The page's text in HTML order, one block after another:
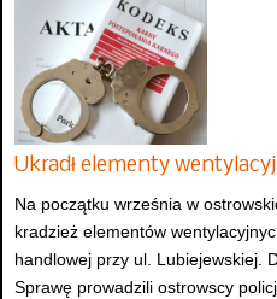
Ukradł elementy
Na początku września w
kradzież elementów
handlowej przy ul. Lubiejewskiej.
Sprawę prowadzili ostrowscy